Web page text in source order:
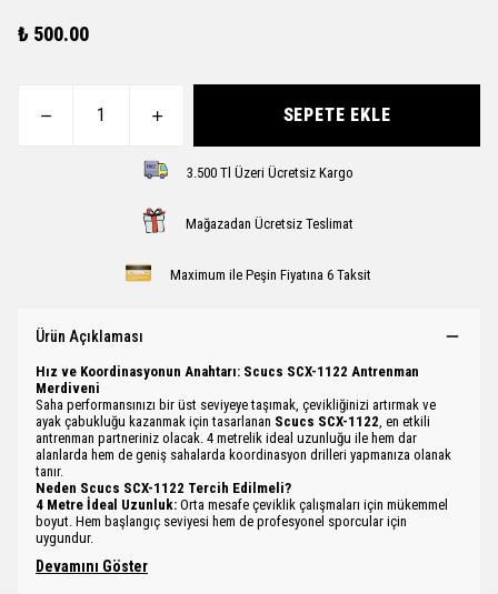
₺ 500.00
SEPETE EKLE
3.500 Tl Üzeri Ücretsiz Kargo
Mağazadan Ücretsiz Teslimat
Maximum ile Peşin Fiyatına 6 Taksit
Ürün Açıklaması
Hız ve Koordinasyonun Anahtarı: Scucs SCX-1122 Antrenman
Merdiveni
Saha performansınızı bir üst seviyeye taşımak, çevikliğinizi artırmak ve
ayak çabukluğu kazanmak için tasarlanan Scucs SCX-1122, en etkili
antrenman partneriniz olacak. 4 metrelik ideal uzunluğu ile hem dar
alanlarda hem de geniş sahalarda koordinasyon drilleri yapmanıza olanak
tanır.
Neden Scucs SCX-1122 Tercih Edilmeli?
4 Metre İdeal Uzunluk: Orta mesafe çeviklik çalışmaları için mükemmel
boyut. Hem başlangıç seviyesi hem de profesyonel sporcular için
uygundur.
Devamını Göster